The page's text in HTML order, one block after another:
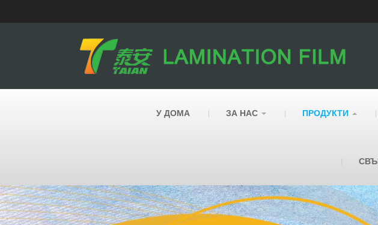
У ДОМА ЗА НАС ПРОДУКТИ